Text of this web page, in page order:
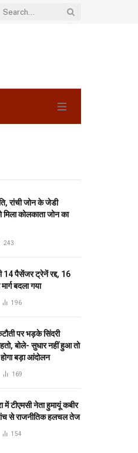
रांची जोन के जेडी
मिला कोलकाता जोन का
243
पैसेंजर ट्रेनें रद्द, 16
बदला गया
196
पर भड़के सिंदरी
बोले- सुधार नहीं हुआ तो
बड़ा आंदोलन
169
में टीएमसी नेता हुमायूं कबीर
से राजनीतिक हलचल तेज
154